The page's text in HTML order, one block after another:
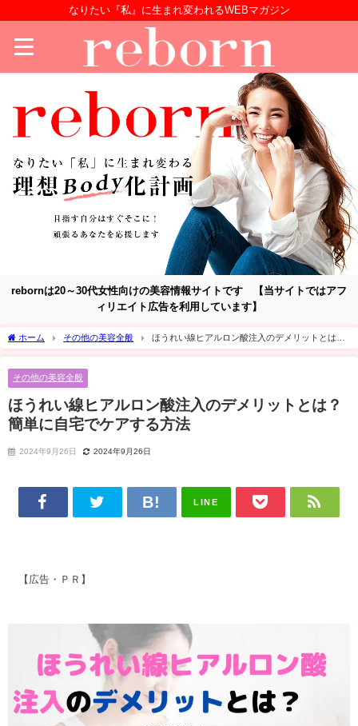
なりたい『私』に生まれ変われるWEBマガジン
rebornは20～30代女性向けの美容情報サイトです 【当サイトではアフ
ィリエイト広告を利用しています】
ホーム その他の美容全般
ほうれい線ヒアルロン酸注入のデメリットとは？
その他の美容全般
ほうれい線ヒアルロン酸注入のデメリットとは？
簡単に自宅でケアする方法
2024年9月26日 2024年9月26日
LINE
【広告・ＰＲ】